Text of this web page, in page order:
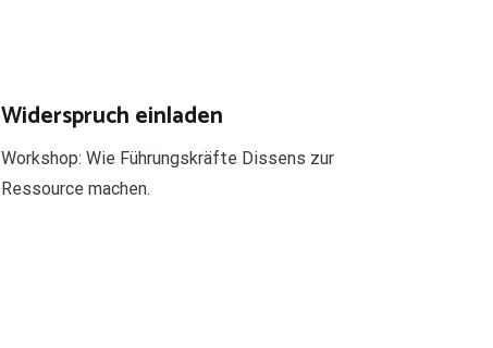
Widerspruch einladen
Workshop: Wie Führungskräfte Dissens zur
Ressource machen.